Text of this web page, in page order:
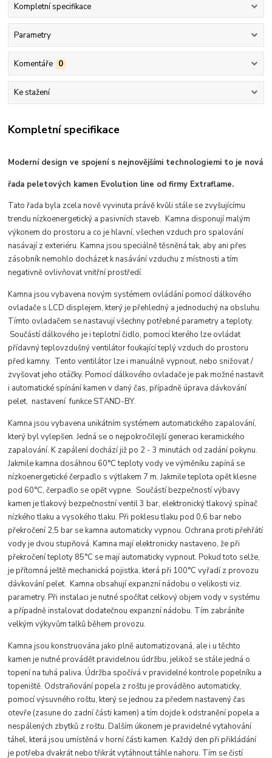
Kompletní specifikace
Parametry
Komentáře 0
Ke stažení
Kompletní specifikace
Moderní design ve spojení s nejnovějšími technologiemi to je nová
řada peletových kamen Evolution line od firmy Extraflame.
Tato řada byla zcela nově vyvinuta právě kvůli stále se zvyšujícímu
trendu nízkoenergetický a pasivních staveb. Kamna disponují malým
výkonem do prostoru a co je hlavní, všechen vzduch pro spalování
nasávají z exteriéru. Kamna jsou speciálně těsněná tak, aby ani přes
zásobník nemohlo docházet k nasávání vzduchu z místnosti a tím
negativně ovlivňovat vnitřní prostředí.
Kamna jsou vybavena novým systémem ovládání pomocí dálkového
ovladače s LCD displejem, který je přehledný a jednoduchý na obsluhu.
Tímto ovladačem se nastavují všechny potřebné parametry a teploty.
Součástí dálkového je i teplotní čidlo, pomocí kterého lze ovládat
přídavný teplovzdušný ventilátor foukající teplý vzduch do prostoru
před kamny. Tento ventilátor lze i manuálně vypnout, nebo snižovat /
zvyšovat jeho otáčky. Pomocí dálkového ovladače je pak možné nastavit
i automatické spínání kamen v daný čas, případně úprava dávkování
pelet, nastavení funkce STAND-BY.
Kamna jsou vybavena unikátním systémem automatického zapalování,
který byl vylepšen. Jedná se o nejpokročilejší generaci keramického
zapalování. K zapálení dochází již po 2 - 3 minutách od zadání pokynu.
Jakmile kamna dosáhnou 60°C teploty vody ve výměníku zapíná se
nízkoenergetické čerpadlo s výtlakem 7 m. Jakmile teplota opět klesne
pod 60°C, čerpadlo se opět vypne. Součástí bezpečností výbavy
kamen je tlakový bezpečnostní ventil 3 bar, elektronický tlakový spínač
nízkého tlaku a vysokého tlaku. Při poklesu tlaku pod 0,6 bar nebo
překročení 2,5 bar se kamna automaticky vypnou. Ochrana proti přehřátí
vody je dvou stupňová. Kamna mají elektronicky nastaveno, že při
překročení teploty 85°C se mají automaticky vypnout. Pokud toto selže,
je přítomná ještě mechanická pojistka, která při 100°C vyřadí z provozu
dávkování pelet. Kamna obsahují expanzní nádobu o velikosti viz.
parametry. Při instalaci je nutné spočítat celkový objem vody v systému
a případně instalovat dodatečnou expanzní nádobu. Tím zabráníte
velkým výkyvům talků během provozu.
Kamna jsou konstruována jako plně automatizovaná, ale i u těchto
kamen je nutné provádět pravidelnou údržbu, jelikož se stále jedná o
topení na tuhá paliva. Údržba spočívá v pravidelné kontrole popelníku a
topeniště. Odstraňování popela z roštu je prováděno automaticky,
pomocí výsuvného roštu, který se jednou za předem nastavený čas
otevře (zasune do zadní části kamen) a tím dojde k odstranění popela a
nespálených zbytků z roštu. Dalším úkonem je pravidelné vytahování
táhel, která jsou umístěná v horní části kamen. Každý den při přikládání
je potřeba dvakrát nebo třikrát vytáhnout táhle nahoru. Tím se čistí